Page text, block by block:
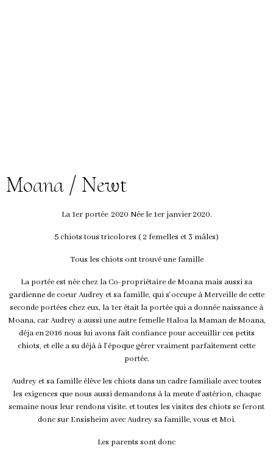
Moana / Newt
La 1er portée 2020 Née le 1er janvier 2020.
5 chiots tous tricolores ( 2 femelles et 3 mâles)
Tous les chiots ont trouvé une famille
La portée est née chez la Co-propriétaire de Moana mais aussi sa
gardienne de coeur Audrey et sa famille, qui s'occupe à Merveille de cette
seconde portées chez eux, la 1er était la portée qui a donnée naissance à
Moana, car Audrey a aussi une autre femelle Haloa la Maman de Moana,
déja en 2016 nous lui avons fait confiance pour acceuillir ces petits
chiots, et elle a su déjà à l'époque gérer vraiment parfaitement cette
portée.
Audrey et sa famille élève les chiots dans un cadre familiale avec toutes
les exigences que nous aussi demandons à la meute d'astérion, chaque
semaine nous leur rendons visite. et toutes les visites des chiots se feront
donc sur Ensisheim avec Audrey sa famille, vous et Moi.
Les parents sont donc